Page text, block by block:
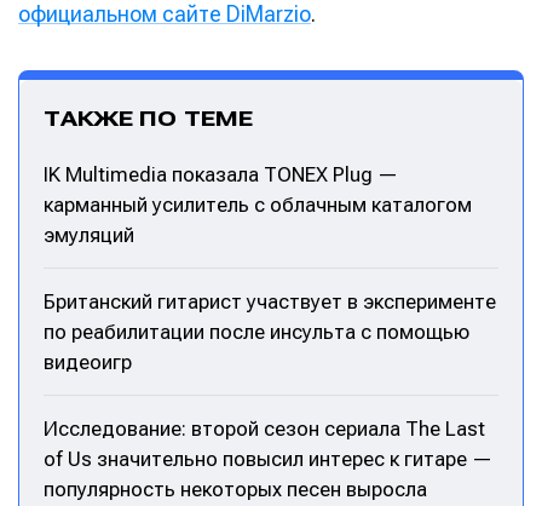
Информация
О проекте Реклама
Предложение новостей Помощь проекту
Информация
О проекте Реклама
Предложение новостей Помощь проекту
официальном сайте DiMarzio.
ТАКЖЕ ПО ТЕМЕ
IK Multimedia показала TONEX Plug —
карманный усилитель с облачным каталогом
эмуляций
Британский гитарист участвует в эксперименте
по реабилитации после инсульта с помощью
видеоигр
Исследование: второй сезон сериала The Last
of Us значительно повысил интерес к гитаре —
популярность некоторых песен выросла